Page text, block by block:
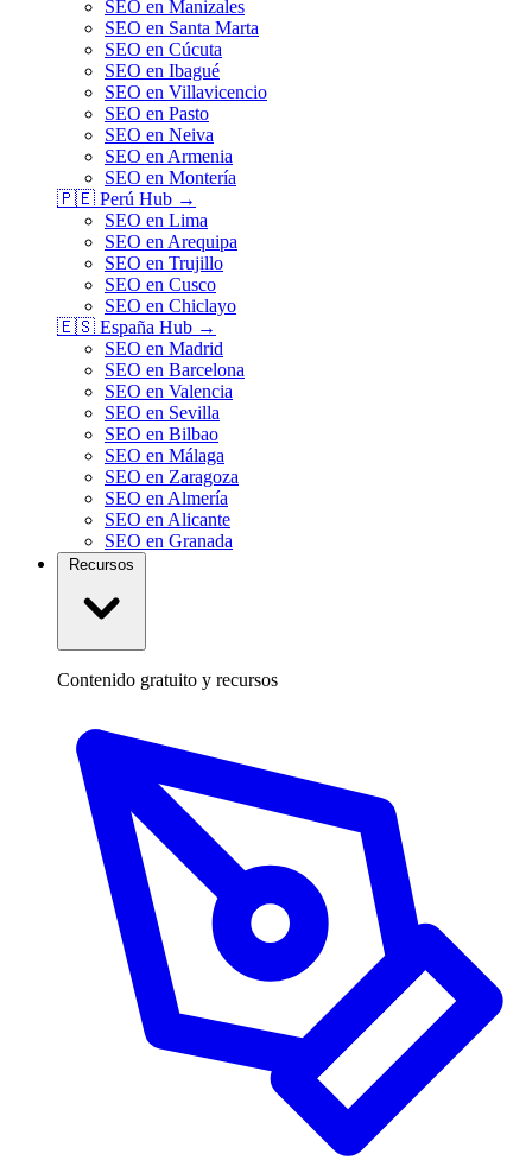
SEO en Manizales
SEO en Santa Marta
SEO en Cúcuta
SEO en Ibagué
SEO en Villavicencio
SEO en Pasto
SEO en Neiva
SEO en Armenia
SEO en Montería
🇵🇪 Perú Hub →
SEO en Lima
SEO en Arequipa
SEO en Trujillo
SEO en Cusco
SEO en Chiclayo
🇪🇸 España Hub →
SEO en Madrid
SEO en Barcelona
SEO en Valencia
SEO en Sevilla
SEO en Bilbao
SEO en Málaga
SEO en Zaragoza
SEO en Almería
SEO en Alicante
SEO en Granada
Contenido gratuito y recursos